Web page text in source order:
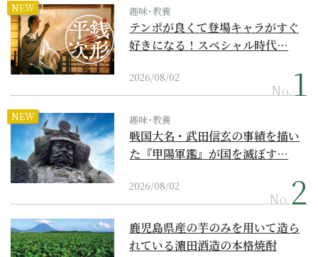
NEW 趣味･教養
テンポが良くて登場キャラがすぐ
好きになる！スペシャル時代…
2026/08/02
No.
NEW 趣味･教養
戦国大名・武田信玄の事績を描い
た『甲陽軍鑑』が国を滅ぼす…
2026/08/02
No.
鹿児島県産の芋のみを用いて造ら
れている濵田酒造の本格焼酎